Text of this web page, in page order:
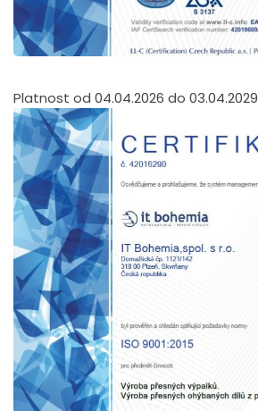
Platnost od 04.04.2026 do 03.04.2029